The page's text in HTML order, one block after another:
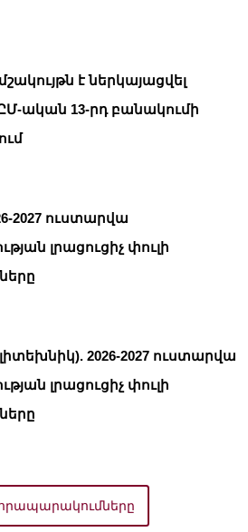
է ներկայացվել
ական 13-րդ բանակումի
2027 ուստարվա
լրացուցիչ փուլի
2026-2027 ուստարվա
լրացուցիչ փուլի
հրապարակումները